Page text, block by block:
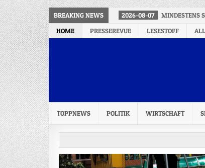
BREAKING NEWS 2026-08-07 MINDESTENS
HOME
PRESSEREVUE LESESTOFF
TOPPNEWS POLITIK WIRTSCHAFT